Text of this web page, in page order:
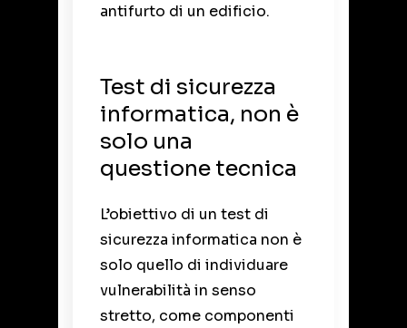
antifurto di un edificio.
Test di sicurezza
informatica, non è
solo una
questione tecnica
L’obiettivo di un test di
sicurezza informatica non è
solo quello di individuare
vulnerabilità in senso
stretto, come componenti